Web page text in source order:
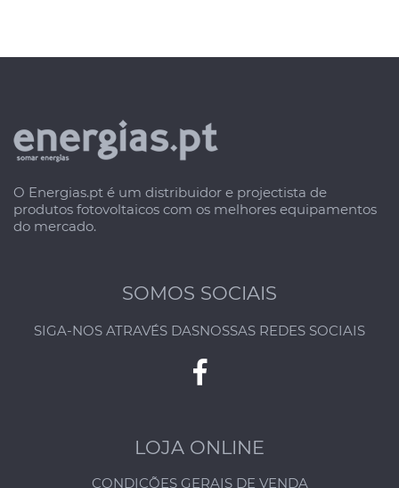
O Energias.pt é um distribuidor e projectista de
produtos fotovoltaicos com os melhores equipamentos
do mercado.
SOMOS SOCIAIS
SIGA-NOS ATRAVÉS DASNOSSAS REDES SOCIAIS
LOJA ONLINE
CONDIÇÕES GERAIS DE VENDA